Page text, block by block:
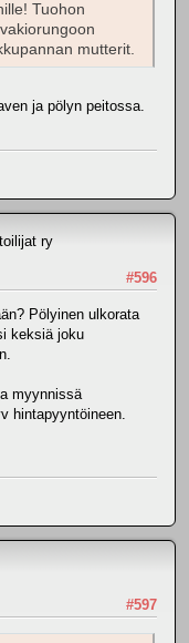
Tuohon
mutterit.
ja pölyn peitossa.
ry
#596
Pölyinen ulkorata
keksiä joku
myynnissä
hintapyyntöineen.
#597